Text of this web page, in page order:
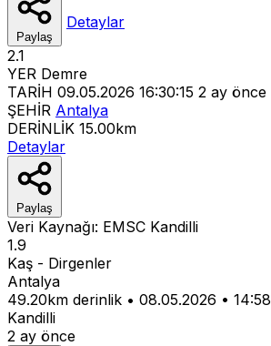
Paylaş
Detaylar
2.1
YER Demre
TARİH 09.05.2026 16:30:15 2 ay önce
ŞEHİR Antalya
DERİNLİK 15.00km
Detaylar
Paylaş
Veri Kaynağı: EMSC Kandilli
1.9
Kaş - Dirgenler
Antalya
49.20km derinlik • 08.05.2026 • 14:58
Kandilli
2 ay önce